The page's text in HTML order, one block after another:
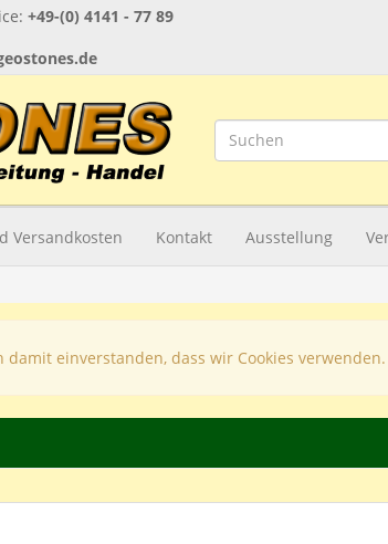
+49-(0) 4141 - 77 89
Versandkosten Kontakt Ausstellung
einverstanden, dass wir Cookies verwenden.